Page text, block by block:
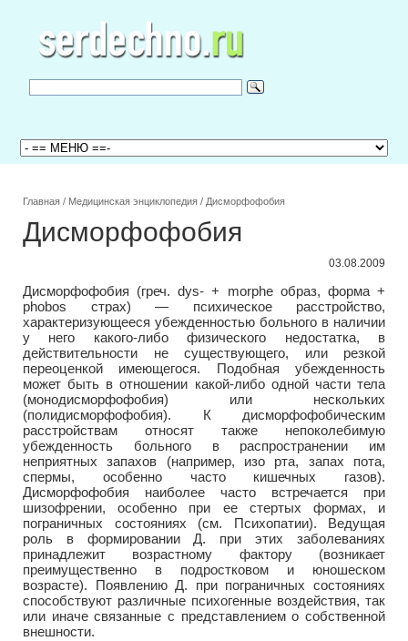
Главная / Медицинская энциклопедия / Дисморфофобия
Дисморфофобия
03.08.2009
Дисморфофобия (греч. dys- + morphe образ, форма +
phobos страх) — психическое расстройство,
характеризующееся убежденностью больного в наличии
у него какого-либо физического недостатка, в
действительности не существующего, или резкой
переоценкой имеющегося. Подобная убежденность
может быть в отношении какой-либо одной части тела
(монодисморфофобия) или нескольких
(полидисморфофобия). К дисморфофобическим
расстройствам относят также непоколебимую
убежденность больного в распространении им
неприятных запахов (например, изо рта, запах пота,
спермы, особенно часто кишечных газов).
Дисморфофобия наиболее часто встречается при
шизофрении, особенно при ее стертых формах, и
пограничных состояниях (см. Психопатии). Ведущая
роль в формировании Д. при этих заболеваниях
принадлежит возрастному фактору (возникает
преимущественно в подростковом и юношеском
возрасте). Появлению Д. при пограничных состояниях
способствуют различные психогенные воздействия, так
или иначе связанные с представлением о собственной
внешности.